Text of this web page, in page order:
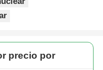
precio por